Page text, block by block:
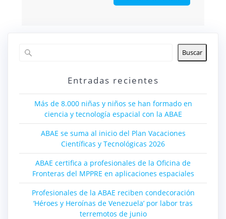
Buscar
Entradas recientes
Más de 8.000 niñas y niños se han formado en
ciencia y tecnología espacial con la ABAE
ABAE se suma al inicio del Plan Vacaciones
Científicas y Tecnológicas 2026
ABAE certifica a profesionales de la Oficina de
Fronteras del MPPRE en aplicaciones espaciales
Profesionales de la ABAE reciben condecoración
‘Héroes y Heroínas de Venezuela’ por labor tras
terremotos de junio